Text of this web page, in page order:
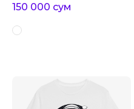
150 000 сум